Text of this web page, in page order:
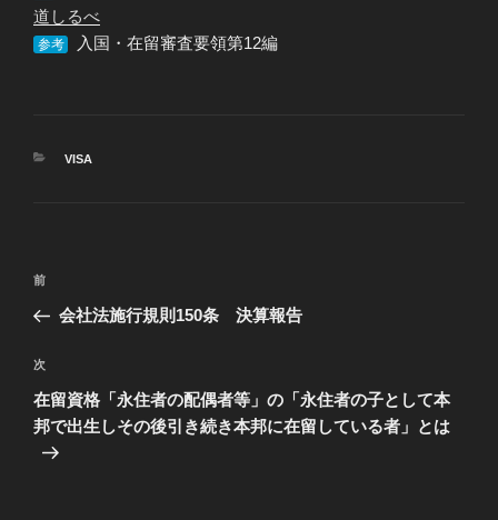
道しるべ
参考 入国・在留審査要領第12編
カ
VISA
投
ビ
ゲ
ー
シ
過
去
投
稿
前
会社法施行規則150条 決算報告
次
の
投
稿
次
在留資格「永住者の配偶者等」の「永住者の子として本
邦で出生しその後引き続き本邦に在留している者」とは